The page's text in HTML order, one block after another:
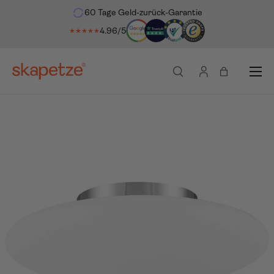
60 Tage Geld-zurück-Garantie
★★★★★4.96/5
Suche
Einloggen
Menü